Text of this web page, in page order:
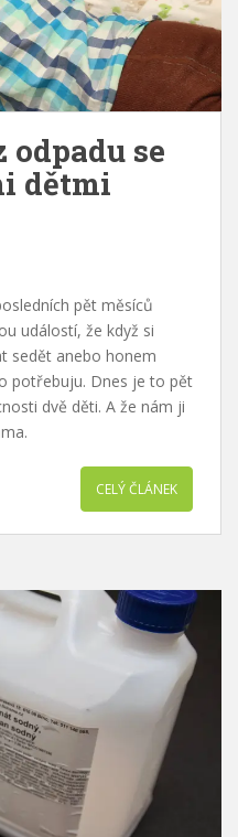
odpadu se
dětmi
pět měsíců
událostí, že když si
sedět anebo honem
potřebuju. Dnes je to pět
dvě děti. A že nám ji
CELÝ ČLÁNEK